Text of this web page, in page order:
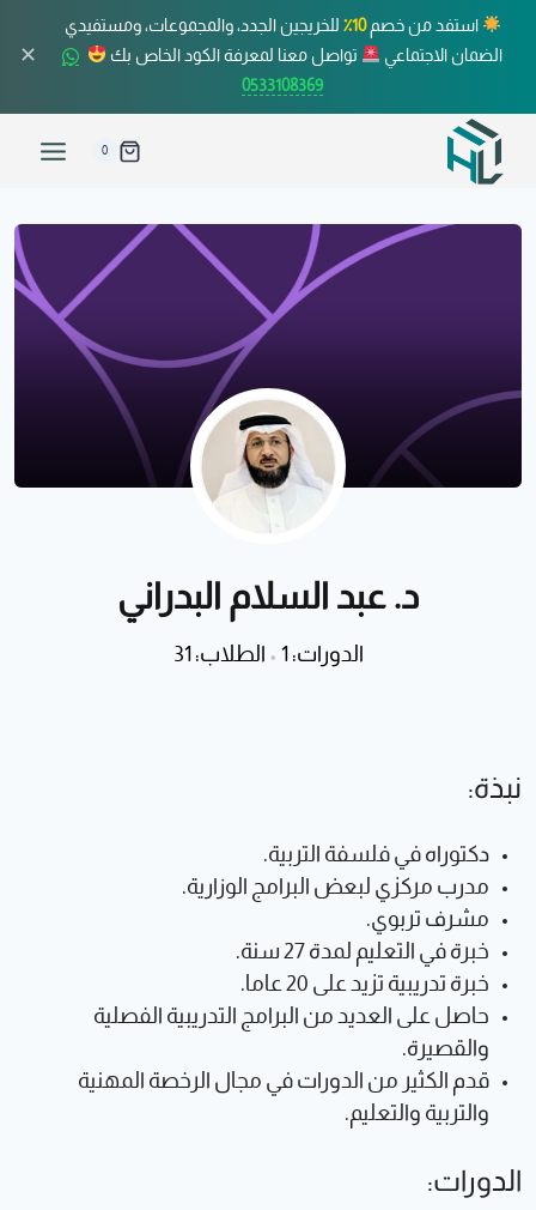
استفد من خصم10٪
للخريجين الجدد، والمجموعات، ومستفيدي
الضمان الاجتماعي
تواصل معنا لمعرفة الكود الخاص بك
0533108369
✕
0
د. عبد السلام البدراني
الدورات: 1 • الطلاب: 31
نبذة:
دكتوراه في فلسفة التربية.
مدرب مركزي لبعض البرامج الوزارية.
مشرف تربوي.
خبرة في التعليم لمدة 27 سنة.
خبرة تدريبية تزيد على 20 عاما.
حاصل على العديد من البرامج التدريبية الفصلية
والقصيرة.
قدم الكثير من الدورات في مجال الرخصة المهنية
والتربية والتعليم.
الدورات: